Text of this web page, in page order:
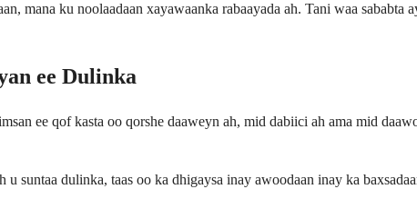
mana ku noolaadaan xayawaanka rabaayada ah. Tani waa sababta
ee Dulinka
ee qof kasta oo qorshe daaweyn ah, mid dabiici ah ama mid
suntaa dulinka, taas oo ka dhigaysa inay awoodaan inay ka